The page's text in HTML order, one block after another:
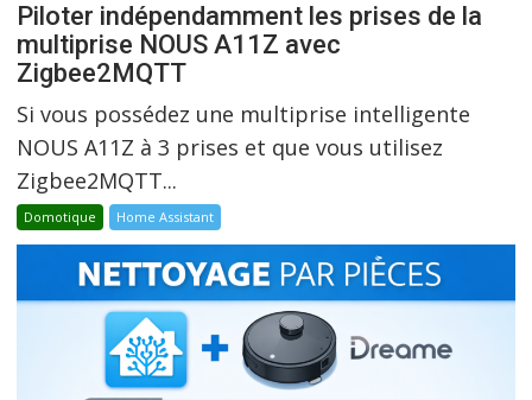
Piloter indépendamment les prises de la
multiprise NOUS A11Z avec
Zigbee2MQTT
Si vous possédez une multiprise intelligente
NOUS A11Z à 3 prises et que vous utilisez
Zigbee2MQTT...
Domotique Home Assistant